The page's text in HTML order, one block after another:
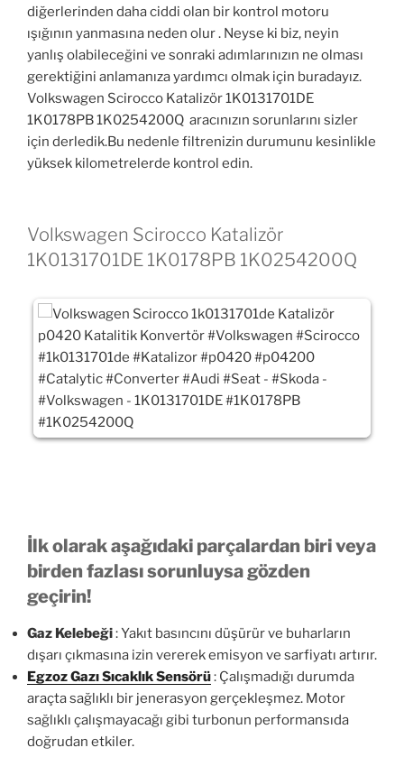
diğerlerinden daha ciddi olan bir kontrol motoru
ışığının yanmasına neden olur . Neyse ki biz, neyin
yanlış olabileceğini ve sonraki adımlarınızın ne olması
gerektiğini anlamanıza yardımcı olmak için buradayız.
Volkswagen Scirocco Katalizör 1K0131701DE
1K0178PB 1K0254200Q aracınızın sorunlarını sizler
için derledik.Bu nedenle filtrenizin durumunu kesinlikle
yüksek kilometrelerde kontrol edin.
Volkswagen Scirocco Katalizör
1K0131701DE 1K0178PB 1K0254200Q
İlk olarak aşağıdaki parçalardan biri veya
birden fazlası sorunluysa gözden
geçirin!
Gaz Kelebeği: Yakıt basıncını düşürür ve buharların
dışarı çıkmasına izin vererek emisyon ve sarfiyatı artırır.
Egzoz Gazı Sıcaklık Sensörü: Çalışmadığı durumda
araçta sağlıklı bir jenerasyon gerçekleşmez. Motor
sağlıklı çalışmayacağı gibi turbonun performansıda
doğrudan etkiler.